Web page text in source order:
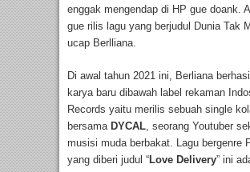
enggak mengendap di HP gue doank.
gue rilis lagu yang berjudul Dunia Tak
ucap Berlliana.
Di awal tahun 2021 ini, Berliana
karya baru dibawah label rekaman
Records yaitu merilis sebuah single
bersama DYCAL, seorang Youtuber
musisi muda berbakat. Lagu bergenre
yang diberi judul “Love Delivery” ini